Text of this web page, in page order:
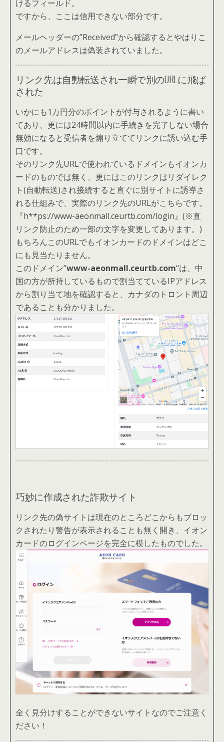
けるフィールド。
ですから、ここは信用できない部分です。
メールヘッダーの”Received”から確認するとやはりこ
のメールアドレスは偽装されていました。
リンク先は自動転送され一瞬で別のURLに飛ば
された
いかにも1万円分のポイントが付与されるように書い
てあり、更には24時間以内に手続きを完了しない場合
無効になると受信者を煽り立ててリンクに誘い込む手
口です。
そのリンク先URLで使われているドメインもイオンカ
ードのものでは無く、更にはこのリンクはリダイレク
ト(自動転送)され接続すると直ぐに別サイトに誘導さ
れる仕組みで、実際のリンク先のURLがこちらです。
『h**ps://www-aeonmall.ceurtb.com/login』(※直
リンク防止のため一部の文字を変更してあります。)
もちろんこのURLでもイオンカードのドメインはどこ
にも見当たりません。
このドメイン”www-aeonmall.ceurtb.com“は、中
国の方が所持しているもので割当てているIPアドレス
から割り当て地を確認すると、カナダのトロント周辺
であることも分かりました。
巧妙に作成された詐欺サイト
リンク先の偽サイトは現在のところどこからもブロッ
クされたり警告が表示されることも無く開き、イオン
カードのログインページを完全に模したものでした。
全く見分けすることができないサイトなのでご注意く
ださい！